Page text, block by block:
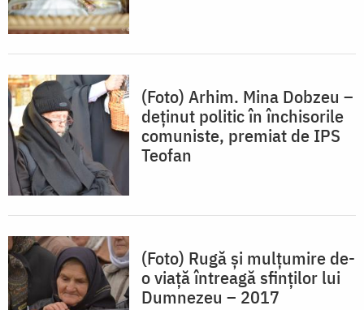
(Foto) Arhim. Mina Dobzeu –
deținut politic în închisorile
comuniste, premiat de IPS
Teofan
(Foto) Rugă și mulțumire de-
o viață întreagă sfinților lui
Dumnezeu – 2017